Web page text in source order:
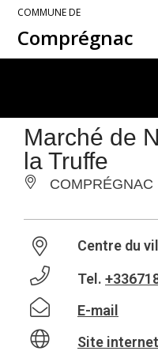
COMMUNE DE
Comprégnac
Marché de
la Truffe
COMPRÉGNAC
Centre du
Tel.
E-mail
Site internet